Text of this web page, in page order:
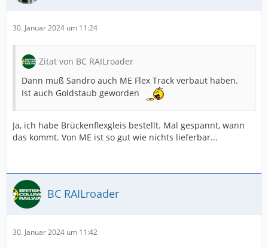
30. Januar 2024 um 11:24
Zitat von BC RAILroader
Dann muß Sandro auch ME Flex Track verbaut haben.
Ist auch Goldstaub geworden
Ja, ich habe Brückenflexgleis bestellt. Mal gespannt, wann
das kommt. Von ME ist so gut wie nichts lieferbar...
BC RAILroader
30. Januar 2024 um 11:42